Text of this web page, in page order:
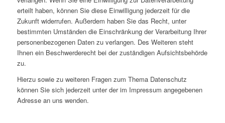
erteilt haben, können Sie diese Einwilligung jederzeit für die
Zukunft widerrufen. Außerdem haben Sie das Recht, unter
bestimmten Umständen die Einschränkung der Verarbeitung Ihrer
personenbezogenen Daten zu verlangen. Des Weiteren steht
Ihnen ein Beschwerderecht bei der zuständigen Aufsichtsbehörde
zu.
Hierzu sowie zu weiteren Fragen zum Thema Datenschutz
können Sie sich jederzeit unter der im Impressum angegebenen
Adresse an uns wenden.